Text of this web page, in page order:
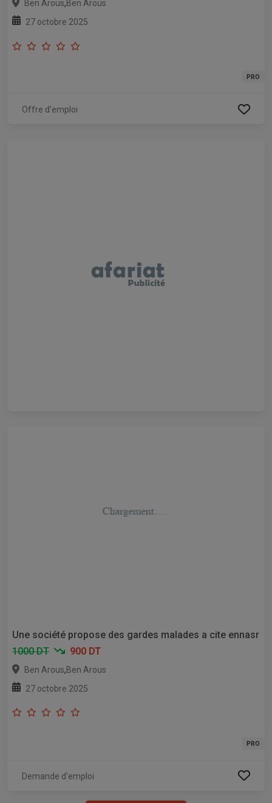
Ben Arous,Ben Arous
27 octobre 2025
PRO
Offre d'emploi
Une société propose des gardes malades a cite ennasr
1000 DT
900 DT
Ben Arous,Ben Arous
27 octobre 2025
PRO
Demande d'emploi